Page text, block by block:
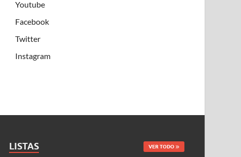
Youtube
Facebook
Twitter
Instagram
LISTAS VER TODO